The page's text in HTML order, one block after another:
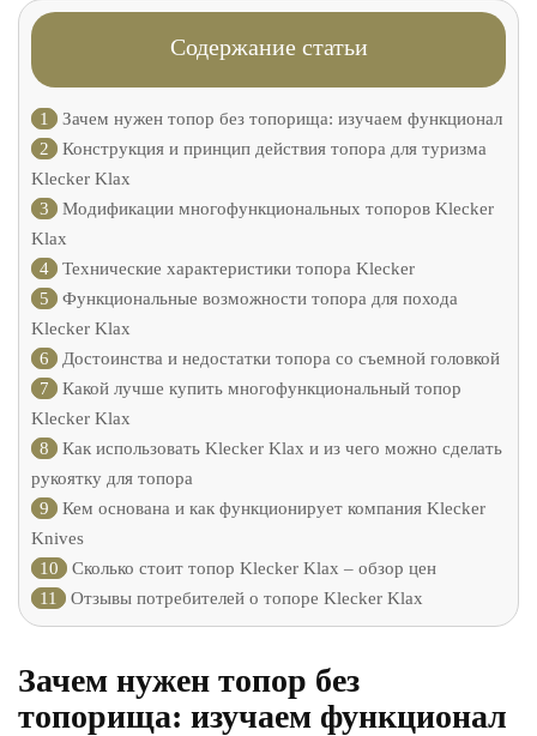
Содержание статьи
1
Зачем нужен топор без топорища: изучаем функционал
2
Конструкция и принцип действия топора для туризма
Klecker Klax
3
Модификации многофункциональных топоров Klecker
Klax
4
Технические характеристики топора Klecker
5
Функциональные возможности топора для похода
Klecker Klax
6
Достоинства и недостатки топора со съемной головкой
7
Какой лучше купить многофункциональный топор
Klecker Klax
8
Как использовать Klecker Klax и из чего можно сделать
рукоятку для топора
9
Кем основана и как функционирует компания Klecker
Knives
10
Сколько стоит топор Klecker Klax – обзор цен
11
Отзывы потребителей о топоре Klecker Klax
Зачем нужен топор без
топорища: изучаем функционал